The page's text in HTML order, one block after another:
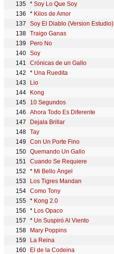
* Soy Lo Que Soy
* Kilos de Amor
Soy El Diablo (Version Estudio)
Traigo Ganas
Pero No
Soy
Crónicas de un Gallo
* Una Ruedita
Lio
Kong
10 Segundos
Ahora Todo Es Diferente
Dejala Brillar
Tay
Con Un Porte Fino
Quemando Un Gallo
Cuando Se Requiere
* Mi Bello Ángel
Los Tigres Mandan
Como Tony
* Kong 2.0
* Los Opaco
* Un Suspiró Al Viento
Mary Poppins
La Reina
El de la Codeina